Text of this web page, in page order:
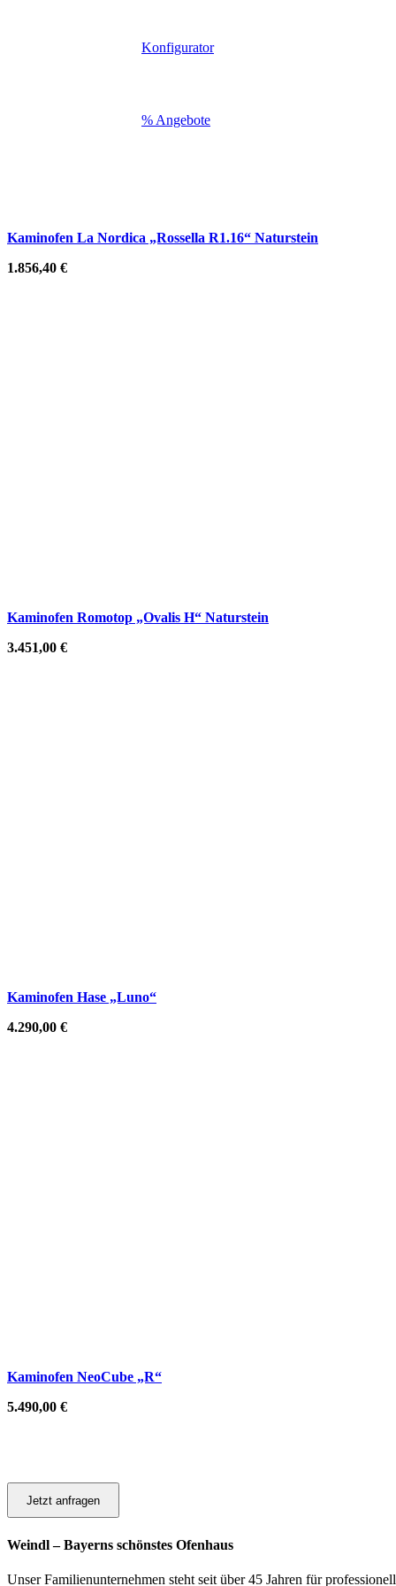
Konfigurator
% Angebote
Kaminofen La Nordica „Rossella R1.16“ Naturstein
1.856,40 €
Kaminofen Romotop „Ovalis H“ Naturstein
3.451,00 €
Kaminofen Hase „Luno“
4.290,00 €
Kaminofen NeoCube „R“
5.490,00 €
Jetzt anfragen
Weindl – Bayerns schönstes Ofenhaus
Unser Familienunternehmen steht seit über 45 Jahren für